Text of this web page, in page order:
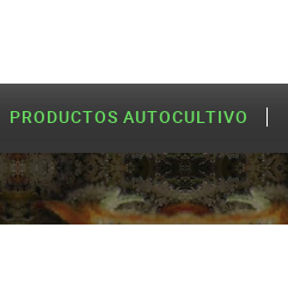
PRODUCTOS AUTOCULTIVO